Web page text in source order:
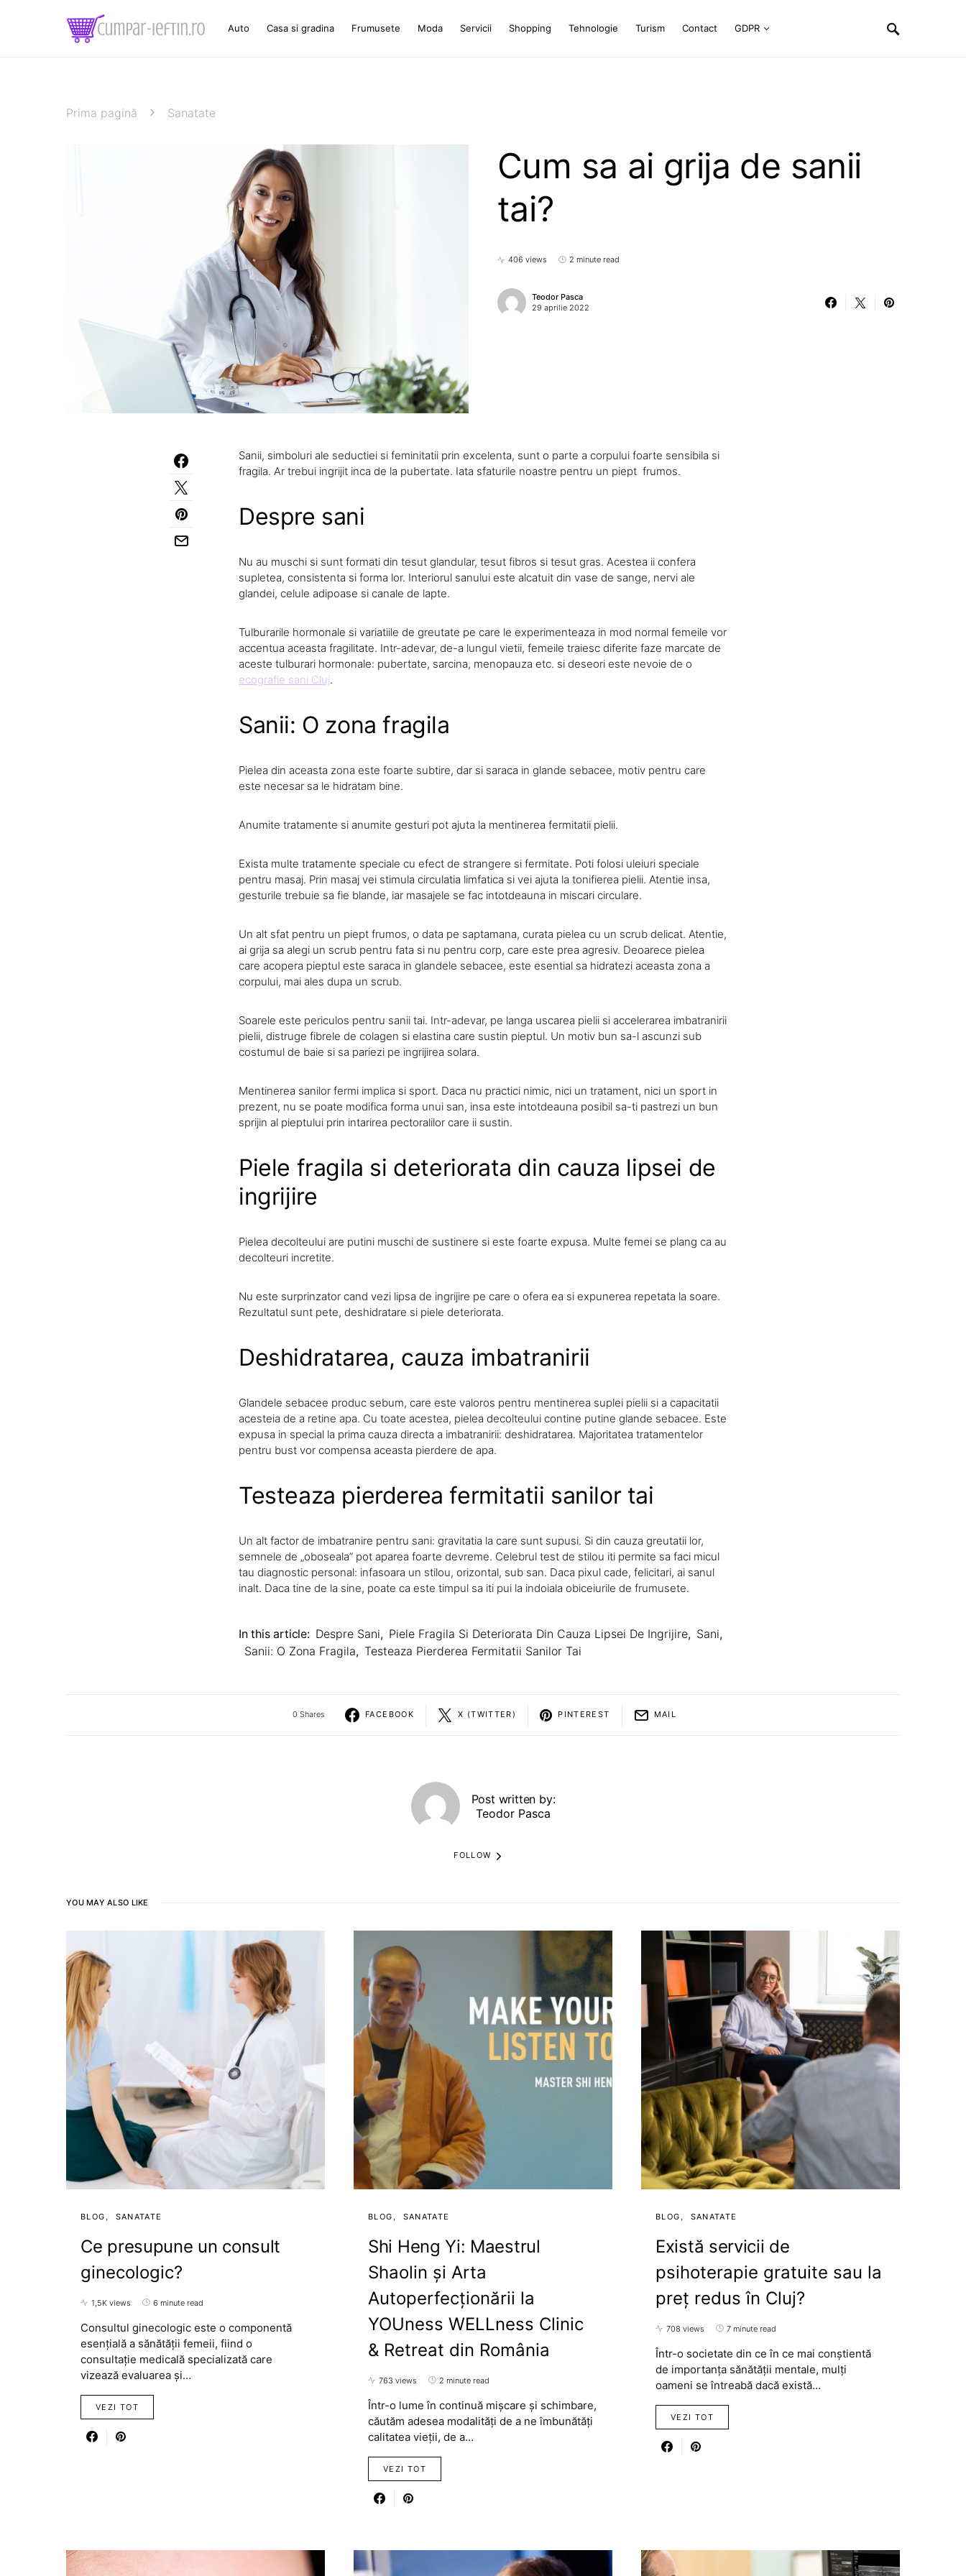
Auto Casa si gradina Frumusete Moda Servicii Shopping Tehnologie Turism Contact GDPR
Prima pagină Sanatate
Cum sa ai grija de sanii
tai?
406 views 2 minute read
Teodor Pasca
29 aprilie 2022
Sanii, simboluri ale seductiei si feminitatii prin excelenta, sunt o parte a corpului foarte sensibila si
fragila. Ar trebui ingrijit inca de la pubertate. Iata sfaturile noastre pentru un piept frumos.
Despre sani
Nu au muschi si sunt formati din tesut glandular, tesut fibros si tesut gras. Acestea ii confera
supletea, consistenta si forma lor. Interiorul sanului este alcatuit din vase de sange, nervi ale
glandei, celule adipoase si canale de lapte.
Tulburarile hormonale si variatiile de greutate pe care le experimenteaza in mod normal femeile vor
accentua aceasta fragilitate. Intr-adevar, de-a lungul vietii, femeile traiesc diferite faze marcate de
aceste tulburari hormonale: pubertate, sarcina, menopauza etc. si deseori este nevoie de o
ecografie sani Cluj.
Sanii: O zona fragila
Pielea din aceasta zona este foarte subtire, dar si saraca in glande sebacee, motiv pentru care
este necesar sa le hidratam bine.
Anumite tratamente si anumite gesturi pot ajuta la mentinerea fermitatii pielii.
Exista multe tratamente speciale cu efect de strangere si fermitate. Poti folosi uleiuri speciale
pentru masaj. Prin masaj vei stimula circulatia limfatica si vei ajuta la tonifierea pielii. Atentie insa,
gesturile trebuie sa fie blande, iar masajele se fac intotdeauna in miscari circulare.
Un alt sfat pentru un piept frumos, o data pe saptamana, curata pielea cu un scrub delicat. Atentie,
ai grija sa alegi un scrub pentru fata si nu pentru corp, care este prea agresiv. Deoarece pielea
care acopera pieptul este saraca in glandele sebacee, este esential sa hidratezi aceasta zona a
corpului, mai ales dupa un scrub.
Soarele este periculos pentru sanii tai. Intr-adevar, pe langa uscarea pielii si accelerarea imbatranirii
pielii, distruge fibrele de colagen si elastina care sustin pieptul. Un motiv bun sa-l ascunzi sub
costumul de baie si sa pariezi pe ingrijirea solara.
Mentinerea sanilor fermi implica si sport. Daca nu practici nimic, nici un tratament, nici un sport in
prezent, nu se poate modifica forma unui san, insa este intotdeauna posibil sa-ti pastrezi un bun
sprijin al pieptului prin intarirea pectoralilor care ii sustin.
Piele fragila si deteriorata din cauza lipsei de
ingrijire
Pielea decolteului are putini muschi de sustinere si este foarte expusa. Multe femei se plang ca au
decolteuri incretite.
Nu este surprinzator cand vezi lipsa de ingrijire pe care o ofera ea si expunerea repetata la soare.
Rezultatul sunt pete, deshidratare si piele deteriorata.
Deshidratarea, cauza imbatranirii
Glandele sebacee produc sebum, care este valoros pentru mentinerea suplei pielii si a capacitatii
acesteia de a retine apa. Cu toate acestea, pielea decolteului contine putine glande sebacee. Este
expusa in special la prima cauza directa a imbatranirii: deshidratarea. Majoritatea tratamentelor
pentru bust vor compensa aceasta pierdere de apa.
Testeaza pierderea fermitatii sanilor tai
Un alt factor de imbatranire pentru sani: gravitatia la care sunt supusi. Si din cauza greutatii lor,
semnele de „oboseala” pot aparea foarte devreme. Celebrul test de stilou iti permite sa faci micul
tau diagnostic personal: infasoara un stilou, orizontal, sub san. Daca pixul cade, felicitari, ai sanul
inalt. Daca tine de la sine, poate ca este timpul sa iti pui la indoiala obiceiurile de frumusete.
In this article: Despre Sani, Piele Fragila Si Deteriorata Din Cauza Lipsei De Ingrijire, Sani,
Sanii: O Zona Fragila, Testeaza Pierderea Fermitatii Sanilor Tai
0 Shares FACEBOOK X (TWITTER) PINTEREST MAIL
Post written by:
Teodor Pasca
FOLLOW
YOU MAY ALSO LIKE
BLOG SANATATE
Ce presupune un consult
ginecologic?
1,5K views 6 minute read
Consultul ginecologic este o componentă
esențială a sănătății femeii, fiind o
consultație medicală specializată care
vizează evaluarea și…
VEZI TOT
BLOG SANATATE
Shi Heng Yi: Maestrul
Shaolin și Arta
Autoperfecționării la
YOUness WELLness Clinic
& Retreat din România
763 views 2 minute read
Într-o lume în continuă mișcare și schimbare,
căutăm adesea modalități de a ne îmbunătăți
calitatea vieții, de a…
VEZI TOT
BLOG SANATATE
Există servicii de
psihoterapie gratuite sau la
preț redus în Cluj?
708 views 7 minute read
Într-o societate din ce în ce mai conștientă
de importanța sănătății mentale, mulți
oameni se întreabă dacă există…
VEZI TOT